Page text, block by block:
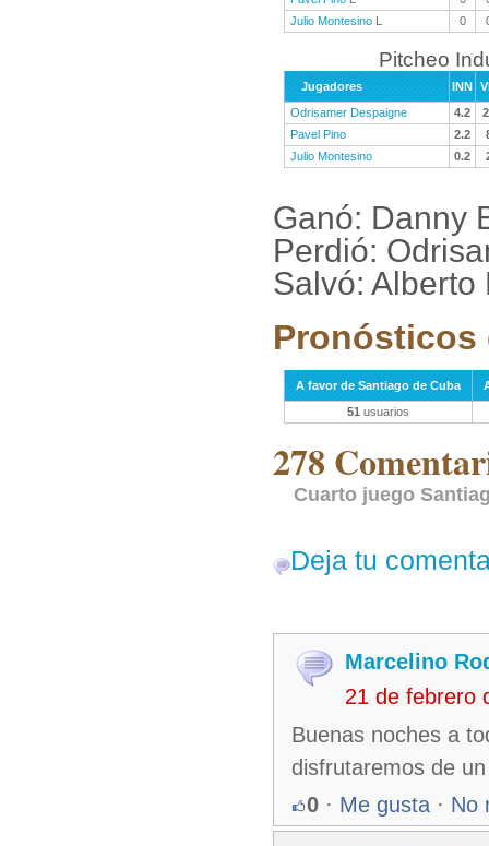
Julio Montesino L 0
Pitcheo
Jugadores INN
Odrisamer Despaigne
4.2
Pavel Pino
2.2
Julio Montesino
0.2
Ganó: Danny
Perdió:
Salvó:
Pronósticos
A favor de Santiago de Cuba
51 usuarios
278
Cuarto juego
Deja tu
Marcelino
21 de febrero
Buenas noches a
disfrutaremos de
0 · Me gusta · No